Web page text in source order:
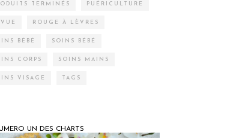
TERMINÉS PUÉRICULTURE
ROUGE À LÈVRES
BÉBÉ SOINS BÉBÉ
CORPS SOINS MAINS
VISAGE TAGS
UN DES CHARTS